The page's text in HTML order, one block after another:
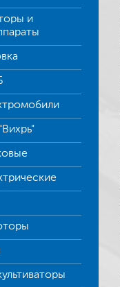
и